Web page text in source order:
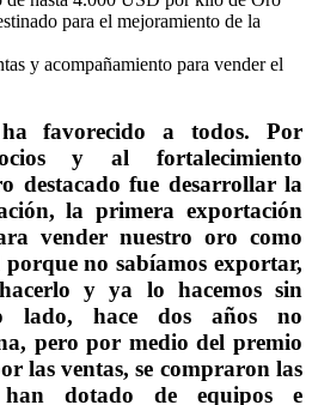
para el mejoramiento de la
y acompañamiento para vender el
favorecido a todos. Por
y al fortalecimiento
destacado fue desarrollar la
la primera exportación
vender nuestro oro como
no sabíamos exportar,
y ya lo hacemos sin
lado, hace dos años no
pero por medio del premio
las ventas, se compraron las
han dotado de equipos e